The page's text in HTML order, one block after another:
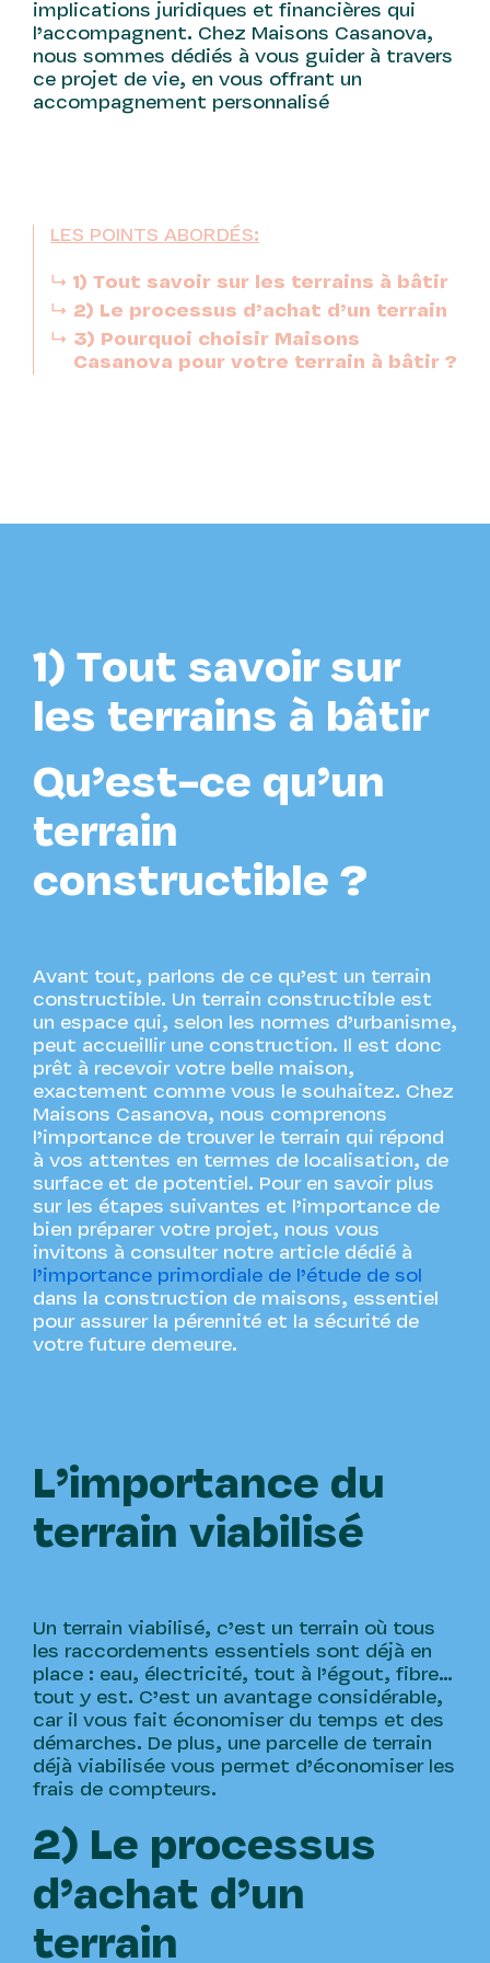
implications juridiques et financières qui
l’accompagnent. Chez Maisons Casanova,
nous sommes dédiés à vous guider à travers
ce projet de vie, en vous offrant un
accompagnement personnalisé
LES POINTS ABORDÉS:
1) Tout savoir sur les terrains à bâtir
2) Le processus d’achat d’un terrain
3) Pourquoi choisir Maisons
Casanova pour votre terrain à bâtir ?
1) Tout savoir sur
les terrains à bâtir
Qu’est-ce qu’un
terrain
constructible ?
Avant tout, parlons de ce qu’est un terrain
constructible. Un terrain constructible est
un espace qui, selon les normes d’urbanisme,
peut accueillir une construction. Il est donc
prêt à recevoir votre belle maison,
exactement comme vous le souhaitez. Chez
Maisons Casanova, nous comprenons
l’importance de trouver le terrain qui répond
à vos attentes en termes de localisation, de
surface et de potentiel. Pour en savoir plus
sur les étapes suivantes et l’importance de
bien préparer votre projet, nous vous
invitons à consulter notre article dédié à
l’importance primordiale de l’étude de sol
dans la construction de maisons, essentiel
pour assurer la pérennité et la sécurité de
votre future demeure.
L’importance du
terrain viabilisé
Un terrain viabilisé, c’est un terrain où tous
les raccordements essentiels sont déjà en
place : eau, électricité, tout à l’égout, fibre…
tout y est. C’est un avantage considérable,
car il vous fait économiser du temps et des
démarches. De plus, une parcelle de terrain
déjà viabilisée vous permet d’économiser les
frais de compteurs.
2) Le processus
d’achat d’un
terrain